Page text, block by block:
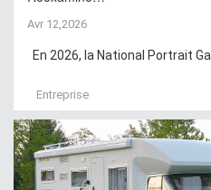
Avr 12,2026
En 2026, la National Portrait
Entreprise